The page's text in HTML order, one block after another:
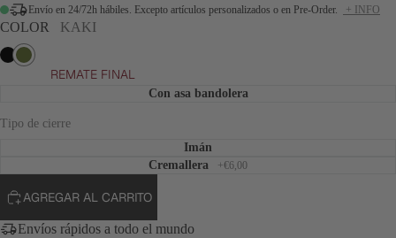
REMATE FINAL
Envío en 24/72h hábiles. Excepto artículos personalizados o en Pre-Order. + INFO
COLOR KAKI
Negro
Kaki
Con asa bandolera
Tipo de cierre
Imán
Cremallera
+€6,00
AGREGAR AL CARRITO
Envíos rápidos a todo el mundo